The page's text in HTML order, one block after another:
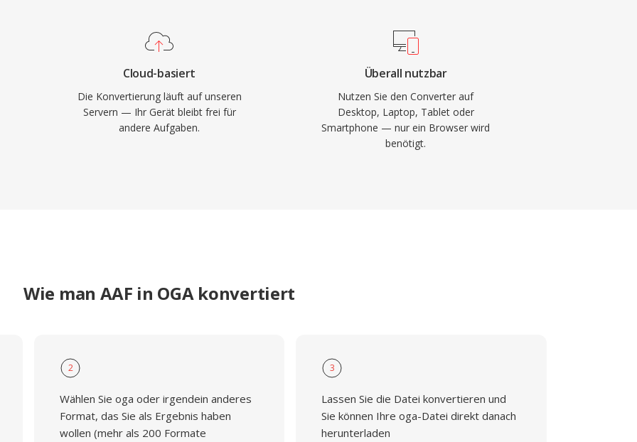
die patentrechtlichen
unterstützt
Tagging von
und den meisten
und ist damit eine
Archivierungs-
Cloud-basiert
Die Konvertierung läuft auf unseren
Servern — Ihr Gerät bleibt frei für
andere Aufgaben.
Überall nutzbar
Nutzen Sie den Converter auf
Desktop, Laptop, Tablet oder
Smartphone — nur ein Browser wird
benötigt.
Wie man AAF in OGA konvertiert
2
Wählen Sie oga oder irgendein anderes
Format, das Sie als Ergebnis haben
wollen (mehr als 200 Formate
3
Lassen Sie die Datei konvertieren und
Sie können Ihre oga-Datei direkt danach
herunterladen